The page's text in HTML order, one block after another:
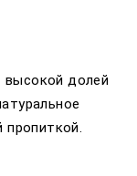
высокой долей
пропиткой.